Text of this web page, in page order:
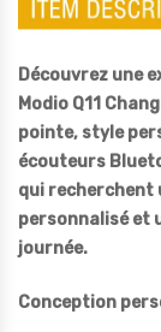
Découvrez une
Modio Q11
pointe, style
écouteurs
qui recherchent
personnalisé et
journée.
Conception